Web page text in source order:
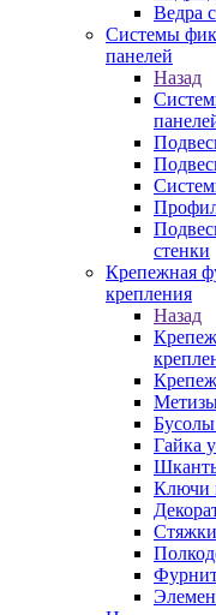
Ведра
Системы
панелей
Назад
стенки
Крепежная
крепления
Назад
Гайка
Ключи